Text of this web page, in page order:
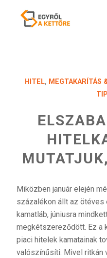
HITEL, MEGTAKARÍTÁS
Miközben január elején
százalékon állt az
kamatláb, júniusra
megkétszereződött. Ez a
piaci hitelek kamatainak
valószínűsíti. Mivel ritkán